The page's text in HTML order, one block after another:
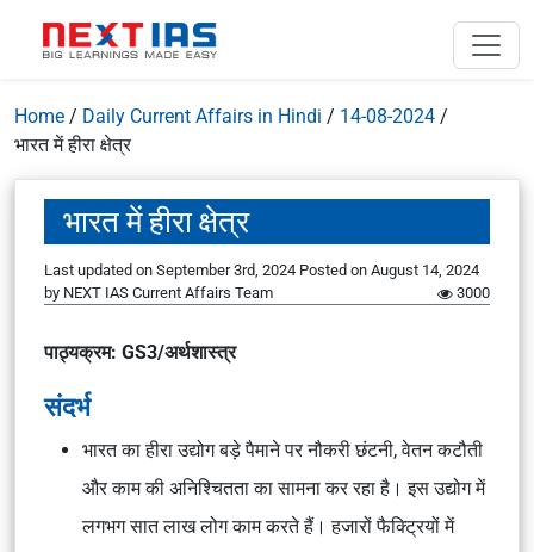
Home / Daily Current Affairs in Hindi / 14-08-2024 /
भारत में हीरा क्षेत्र
भारत में हीरा क्षेत्र
Last updated on September 3rd, 2024 Posted on August 14, 2024
by NEXT IAS Current Affairs Team 3000
पाठ्यक्रम: GS3/अर्थशास्त्र
संदर्भ
भारत का हीरा उद्योग बड़े पैमाने पर नौकरी छंटनी, वेतन कटौती
और काम की अनिश्चितता का सामना कर रहा है। इस उद्योग में
लगभग सात लाख लोग काम करते हैं। हजारों फैक्ट्रियों में